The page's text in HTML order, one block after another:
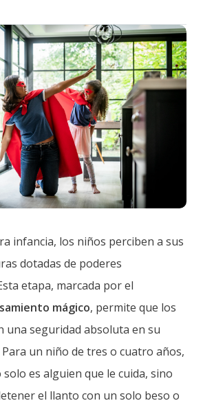
infancia, los niños perciben a sus
dotadas de poderes
etapa, marcada por el
mágico, permite que los
una seguridad absoluta en su
un niño de tres o cuatro años,
es alguien que le cuida, sino
el llanto con un solo beso o